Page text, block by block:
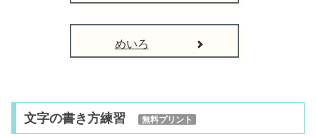
めいろ
文字の書き方練習 無料プリント